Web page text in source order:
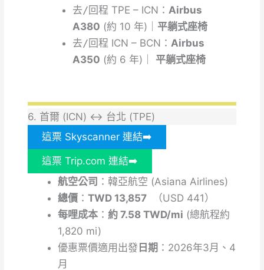
去/回程 TPE – ICN： Airbus
A380 (約 10 年)｜ 平躺式座椅
去/回程 ICN – BCN： Airbus
A350 (約 6 年)｜ 平躺式座椅
6. 首爾 (ICN) ↔ 台北 (TPE)
這票 Skyscanner 連結➡️
這票 Trip.com 連結➡️
航空公司 ：韓亞航空 (Asiana Airlines)
總價： TWD 13,857（USD 441）
每哩成本： 約 7.58 TWD/mi (總航程約
1,820 mi)
優惠票價適用出發 日期 ：2026年3月、4
月